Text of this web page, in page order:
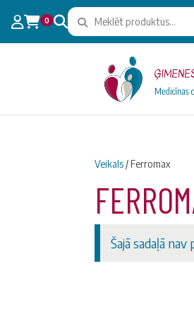
0
Veikals/ Ferromax
Šajā sadaļā